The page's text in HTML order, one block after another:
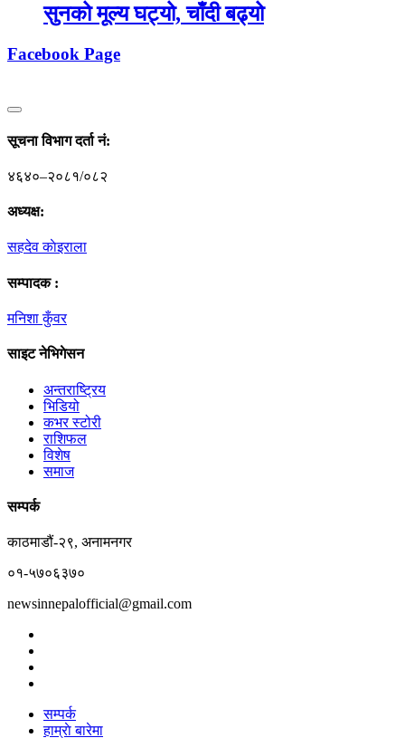
सुनको मूल्य घट्यो, चाँदी बढ्यो
Facebook Page
सूचना विभाग दर्ता नं‍:
४६४०–२०८१/०८२
अध्यक्ष:
सहदेव काेइराला
सम्पादक :
मनिशा कुँवर
साइट नेभिगेसन
अन्तराष्ट्रिय
भिडियो
कभर स्टोरी
राशिफल
विशेष
समाज
सम्पर्क
काठमाडौं-२९, अनामनगर
०१-५७०६३७०
newsinnepalofficial@gmail.com
सम्पर्क
हाम्राे बारेमा